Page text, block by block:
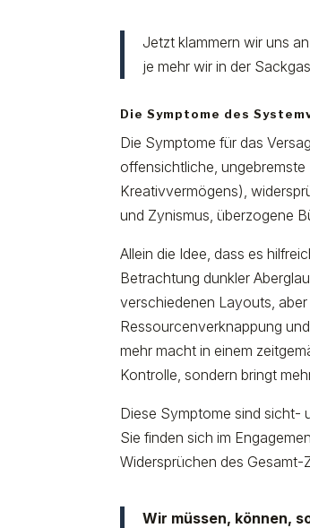
Jetzt klammern wir uns
je mehr wir in der
Die Symptome des
Die Symptome für das
offensichtliche,
Kreativvermögens),
und Zynismus, überzogene
Allein die Idee, dass es
Betrachtung dunkler
verschiedenen Layouts,
Ressourcenverknappung
mehr macht in einem
Kontrolle, sondern bringt
Diese Symptome sind sicht-
Sie finden sich im
Widersprüchen des Gesamt-
Wir müssen, können,